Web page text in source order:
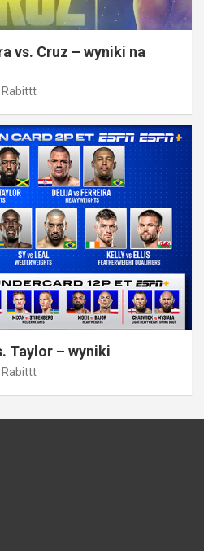
vs. Cruz – wyniki na
Rabittt
Taylor – wyniki
Rabittt